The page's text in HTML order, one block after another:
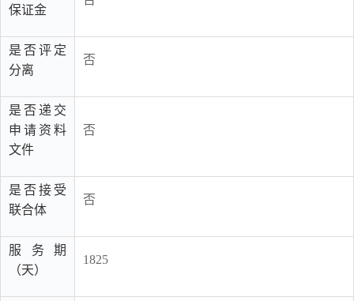
保证金
是否评定
分离
否
是否递交
申请资料
文件
否
是否接受
联合体
否
服务期
（天）
1825